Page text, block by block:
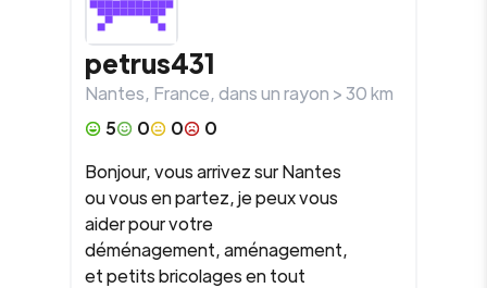
petrus431
Nantes, France, dans un rayon >30km
5
0 0
0
Bonjour, vous arrivez sur Nantes
ou vous en partez, je peux vous
aider pour votre
déménagement, aménagement,
et petits bricolages en tout